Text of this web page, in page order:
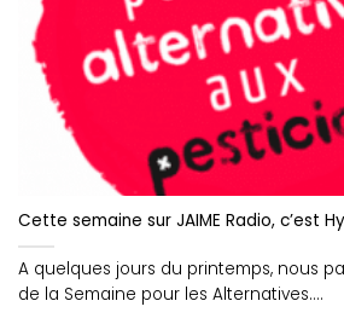
Cette semaine sur JAIME Radio, c’est
A quelques jours du printemps, nous
de la Semaine pour les Alternatives....